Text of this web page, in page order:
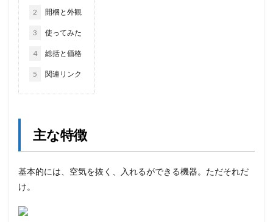
2 開梱と外観
3 使ってみた
4 総括と価格
5 関連リンク
主な特徴
基本的には、空気を抜く、入れるができる機器。ただそれだ
け。